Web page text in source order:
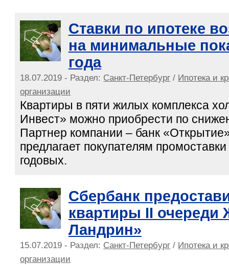
Ставки по ипотеке
на минимальные
года
18.07.2019 - Раздел: Санкт-Петербург / Ипотека и
организации
Квартиры в пяти жилых комплекса
Инвест» можно приобрести по
Партнер компании – банк
предлагает покупателям
годовых.
Сбербанк
квартиры II очереди
Ландрин»
15.07.2019 - Раздел: Санкт-Петербург / Ипотека и
организации